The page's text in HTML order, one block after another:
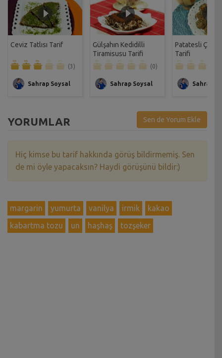
Ceviz Tatlısı Tarif
(3)
Sahrap Soysal
Gülşahın Kedidilli
Tiramisusu Tarifi
(0)
Sahrap Soysal
Patatesli Çıtır
Tarifi
Sahrap
YORUMLAR Sen de Yorum Ekle
Hiç kimse bu tarif hakkında görüş bildirmemiş. Sen
de mi öyle yapacaksın? Haydi görüşünü bildir:)
margarin yumurta vanilya irmik
kakao
kabartma tozu
un haşhaş tozşeker